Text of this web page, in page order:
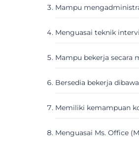
Mampu
Menguasai teknik
Mampu bekerja secara
Bersedia bekerja
Memiliki kemampuan
Menguasai Ms. Office